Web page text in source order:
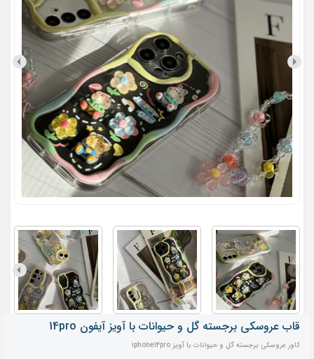
قاب عروسکی برجسته گل و حیوانات با آویز آیفون 14pro
کاور عروسکی برجسته گل و حیوانات با آویز iphone14pro